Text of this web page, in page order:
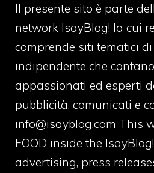
Il presente sito è parte
network IsayBlog! la cui
comprende siti tematici
indipendente che
appassionati ed esperti
pubblicità, comunicati e
info@isayblog.com This
FOOD inside the
advertising, press